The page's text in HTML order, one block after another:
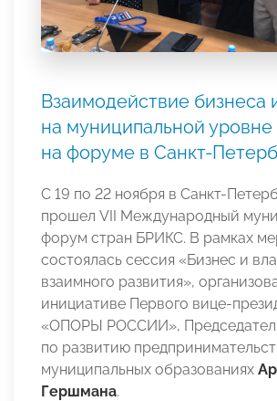
Взаимодействие бизнеса
на муниципальной
на форуме в Санкт-
С 19 по 22 ноября в Санкт-
прошел VII Международный
форум стран БРИКС. В рамках
состоялась сессия «Бизнес и
взаимного развития»,
инициативе Первого вице-
«ОПОРЫ РОССИИ»,
по развитию
муниципальных образованиях
Гершмана.